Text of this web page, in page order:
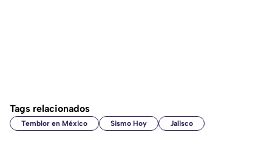
Tags relacionados
Temblor en México Sismo Hoy Jalisco